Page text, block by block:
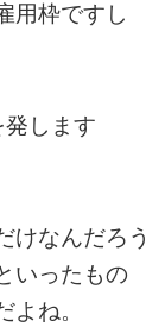
用枠ですし
します
けなんだろう
いったもの
ね。